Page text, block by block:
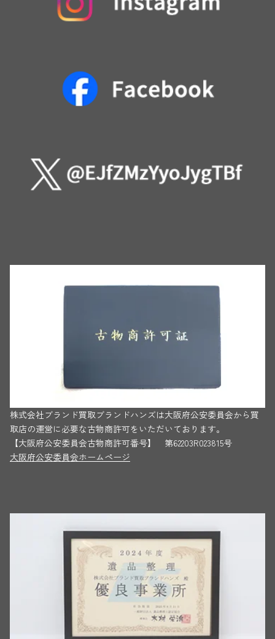
株式会社ブランド買取ブランドハンズは大阪府公安委員会から買
取店の運営に必要な古物商許可をいただいております。
【大阪府公安委員会古物商許可番号】 第62203R023815号
大阪府公安委員会ホームページ